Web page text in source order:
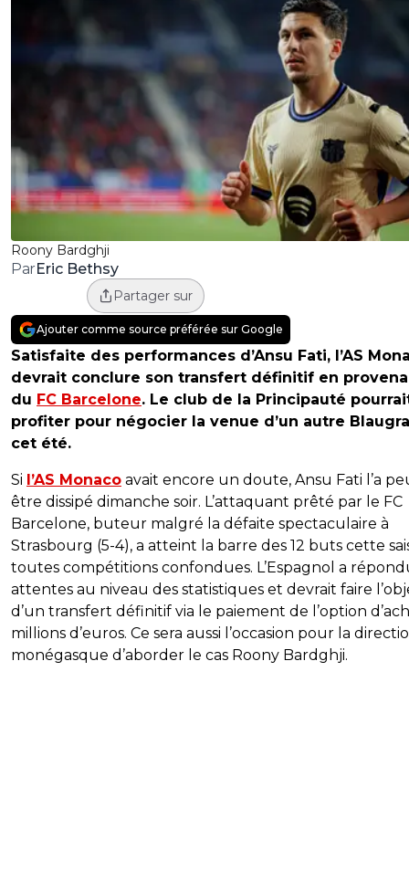
Roony Bardghji
ParEric Bethsy
Partager sur
Ajouter comme source préférée sur Google
Satisfaite des performances d’Ansu Fati, l’AS
devrait conclure son transfert définitif en
du FC Barcelone. Le club de la Principauté
profiter pour négocier la venue d’un autre
cet été.
Si l’AS Monaco avait encore un doute, Ansu Fati l’a
être dissipé dimanche soir. L’attaquant prêté par le FC
Barcelone, buteur malgré la défaite spectaculaire à
Strasbourg (5-4), a atteint la barre des 12 buts cette
toutes compétitions confondues. L’Espagnol a
attentes au niveau des statistiques et devrait faire
d’un transfert définitif via le paiement de l’option
millions d’euros. Ce sera aussi l’occasion pour la
monégasque d’aborder le cas Roony Bardghji.